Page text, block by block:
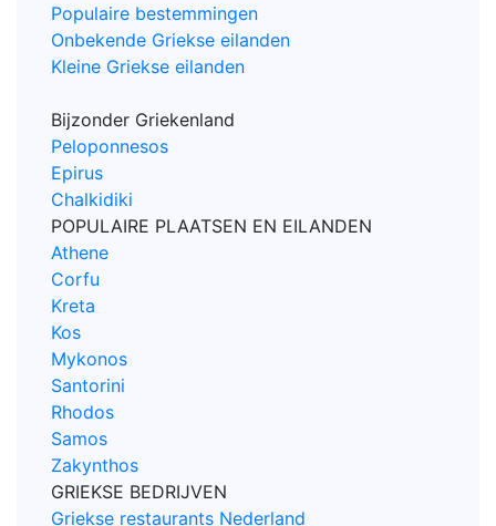
Populaire bestemmingen
Onbekende Griekse eilanden
Kleine Griekse eilanden
Bijzonder Griekenland
Peloponnesos
Epirus
Chalkidiki
POPULAIRE PLAATSEN EN EILANDEN
Athene
Corfu
Kreta
Kos
Mykonos
Santorini
Rhodos
Samos
Zakynthos
GRIEKSE BEDRIJVEN
Griekse restaurants Nederland